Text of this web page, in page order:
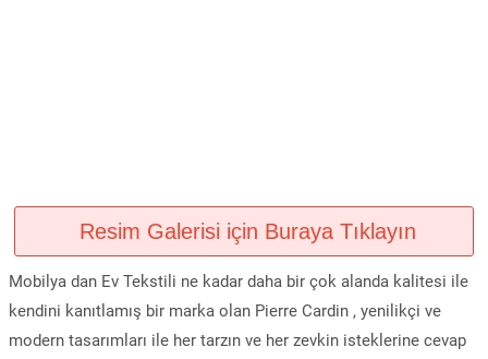
Resim Galerisi için Buraya Tıklayın
Mobilya dan Ev Tekstili ne kadar daha bir çok alanda kalitesi ile
kendini kanıtlamış bir marka olan Pierre Cardin , yenilikçi ve
modern tasarımları ile her tarzın ve her zevkin isteklerine cevap